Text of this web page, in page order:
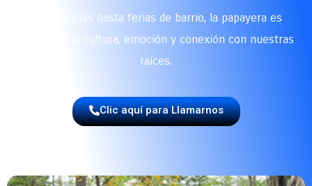
Desde bodas hasta ferias de barrio, la papayera es
sinónimo de cultura, emoción y conexión con nuestras
raíces.
Clic aquí para Llamarnos